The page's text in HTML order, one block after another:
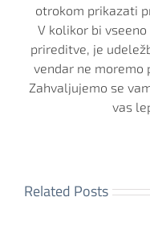
otrokom prikazati
V kolikor bi
prireditve, je
vendar ne moremo
Zahvaljujemo se
vas
Related Posts